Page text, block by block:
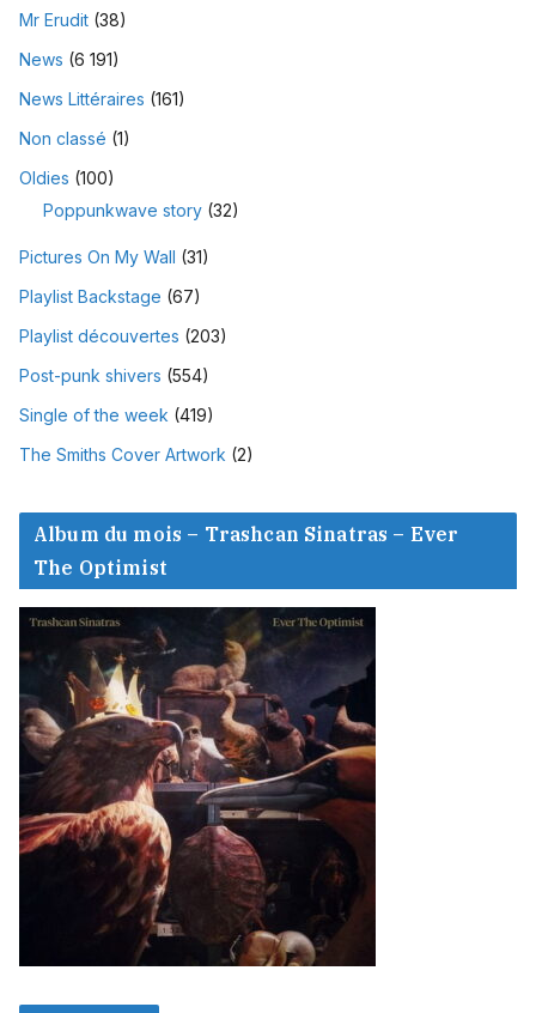
Mr Erudit (38)
News (6 191)
News Littéraires (161)
Non classé (1)
Oldies (100)
Poppunkwave story (32)
Pictures On My Wall (31)
Playlist Backstage (67)
Playlist découvertes (203)
Post-punk shivers (554)
Single of the week (419)
The Smiths Cover Artwork (2)
Album du mois – Trashcan Sinatras – Ever
The Optimist